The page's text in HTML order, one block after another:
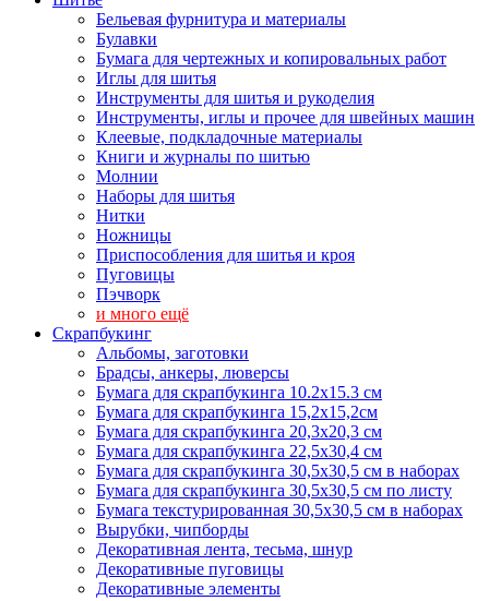
Бельевая фурнитура и материалы
Булавки
Бумага для чертежных и копировальных работ
Иглы для шитья
Инструменты для шитья и рукоделия
Инструменты, иглы и прочее для швейных машин
Клеевые, подкладочные материалы
Книги и журналы по шитью
Молнии
Наборы для шитья
Нитки
Ножницы
Приспособления для шитья и кроя
Пуговицы
Пэчворк
и много ещё
Скрапбукинг
Альбомы, заготовки
Брадсы, анкеры, люверсы
Бумага для скрапбукинга 10.2х15.3 см
Бумага для скрапбукинга 15,2х15,2см
Бумага для скрапбукинга 20,3х20,3 см
Бумага для скрапбукинга 22,5х30,4 см
Бумага для скрапбукинга 30,5х30,5 см в наборах
Бумага для скрапбукинга 30,5х30,5 см по листу
Бумага текстурированная 30,5х30,5 см в наборах
Вырубки, чипборды
Декоративная лента, тесьма, шнур
Декоративные пуговицы
Декоративные элементы